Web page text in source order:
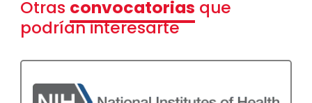
Otras convocatorias que
podrían interesarte